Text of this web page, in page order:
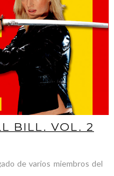
BILL. VOL. 2
de varios miembros del